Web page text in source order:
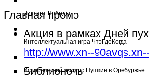
Диктант Победы
Интеллектуальная игра ЧтоГдеКогда
Исторический экскурс Пушкин в Оребуржье
Главная промо
Акция в рамках Дней
http://www.xn--
Библионочь